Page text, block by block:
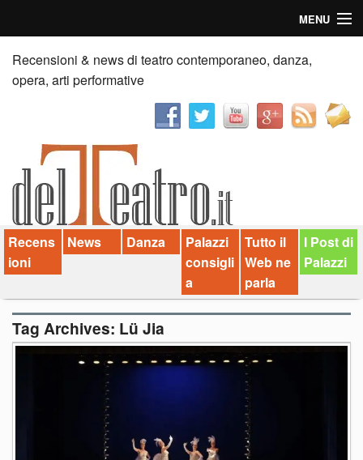
MENU
Home
Recensioni
News
Palazzi consiglia
Video
Chi siamo
Contatti
Recensioni & news di teatro contemporaneo, danza,
opera, arti performative
Recens
ioni
News Danza
Palazzi
consigli
a
Tutto il
Web ne
parla
I Post di
Palazzi
Tag Archives: Lü Jia